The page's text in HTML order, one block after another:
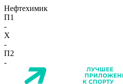
Нефтехимик
П1
-
X
-
П2
-